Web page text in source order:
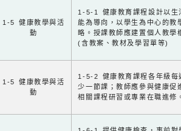
1-5 健康教學與活
動
1-5-1 健康教育課程設計以生
能為導向，以學生為中心的教
略。授課教師應建置個人教學
(含教案、教材及學習單等)
1-5 健康教學與活
動
1-5-2 健康教育課程各年級每
少一節課；教師應參與健康促
相關課程研習或專業在職進修